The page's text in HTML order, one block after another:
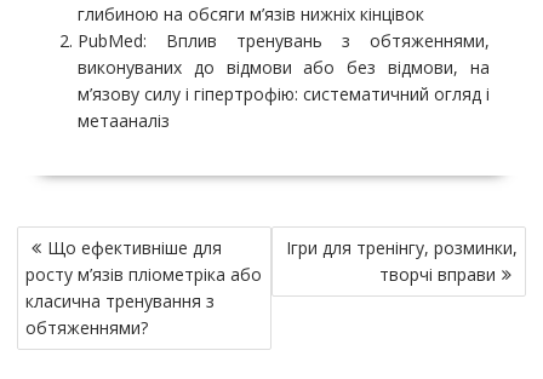
глибиною на обсяги м’язів нижніх кінцівок
PubMed: Вплив тренувань з обтяженнями,
виконуваних до відмови або без відмови, на
м’язову силу і гіпертрофію: систематичний огляд і
метааналіз
Н
а
в
и
Що ефективніше для
росту м’язів пліометріка або
класична тренування з
обтяженнями?
Ігри для тренінгу, розминки,
творчі вправи